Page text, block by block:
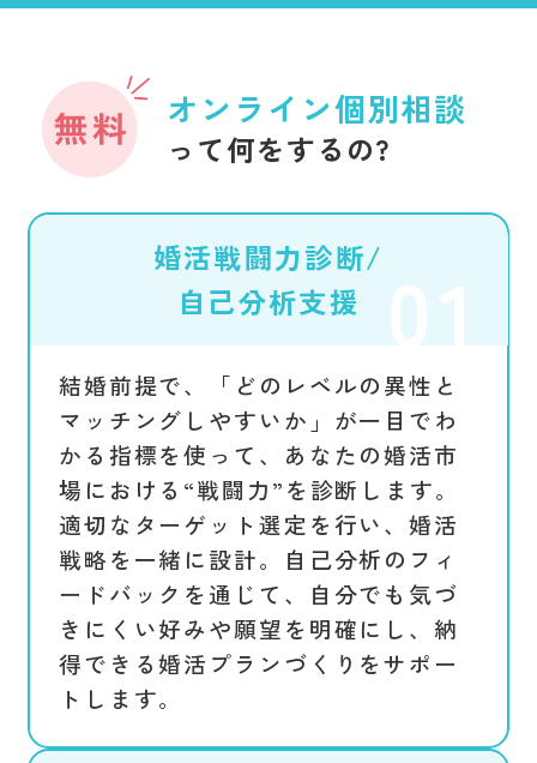
オンライン個別相談
って何をするの?
婚活戦闘力診断/
自己分析支援
結婚前提で、「どのレベルの異性と
マッチングしやすいか」が一目でわ
かる指標を使って、あなたの婚活市
場における“戦闘力”を診断します。
適切なターゲット選定を行い、婚活
戦略を一緒に設計。自己分析のフィ
ードバックを通じて、自分でも気づ
きにくい好みや願望を明確にし、納
得できる婚活プランづくりをサポー
トします。